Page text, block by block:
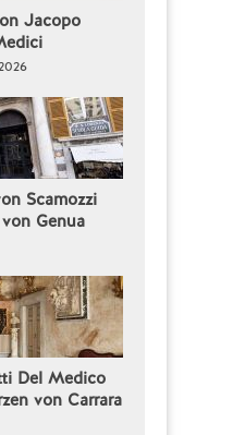
Jacopo
Scamozzi
Genua
Del Medico
von Carrara